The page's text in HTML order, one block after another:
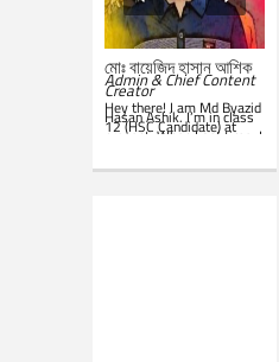
মোঃ বায়েজিদ হাসান আশিক
Admin & Chief Content
Creator
Hey there! I am Md Byazid
Hasan Ashik. I’m in class
12 (HSC Candidate) at
present. When I get time, I
like this website. Best of
luck!